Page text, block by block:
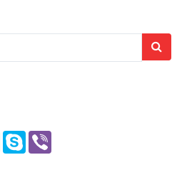
Message
Skype